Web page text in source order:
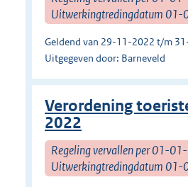
Uitwerkingtredingdatum
Geldend van 29-11-2022 t/m
Uitgegeven door: Barneveld
Verordening
2022
Regeling vervallen per 01-
Uitwerkingtredingdatum